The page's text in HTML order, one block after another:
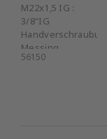
M22x1,5 IG :
3/8"IG
Handverschraubung
Messing
56150